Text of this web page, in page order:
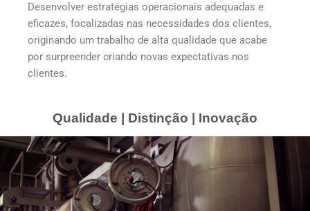
Desenvolver estratégias operacionais adequadas e
eficazes, focalizadas nas necessidades dos clientes,
originando um trabalho de alta qualidade que acabe
por surpreender criando novas expectativas nos
clientes.
Qualidade | Distinção | Inovação